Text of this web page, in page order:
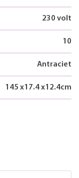
230 volt
10
Antraciet
145 x17.4x12.4cm